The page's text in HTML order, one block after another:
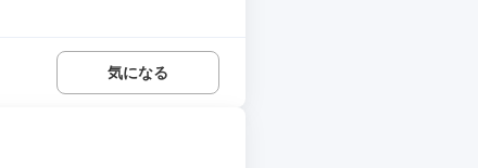
気になる